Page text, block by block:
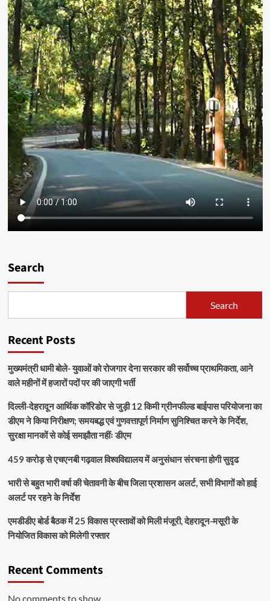
Search
Search
Recent Posts
मुख्यमंत्री धामी बोले- युवाओं को रोजगार देना सरकार की सर्वोच्च प्राथमिकता, आने
वाले महीनों में हजारों पदों पर की जाएगी भर्ती
दिल्ली-देहरादून आर्थिक कॉरिडोर से जुड़ी 12 किमी ग्रीनफील्ड बाईपास परियोजना का
डीएम ने किया निरीक्षण; समयबद्ध एवं गुणवत्तापूर्ण निर्माण सुनिश्चित करने के निर्देश,
सुरक्षा मानकों से कोई समझौता नहींः डीएम
459 करोड़ से एचएनबी गढ़वाल विश्वविद्यालय में अनुसंधान संरचना होगी सुदृढ
भारी से बहुत भारी वर्षा की चेतावनी के बीच जिला प्रशासन अलर्ट, सभी विभागों को हाई
अलर्ट पर रहने के निर्देश
एमडीडीए बोर्ड बैठक में 25 विकास प्रस्तावों को मिली मंजूरी, देहरादून-मसूरी के
नियोजित विकास को मिलेगी रफ्तार
Recent Comments
No comments to show.